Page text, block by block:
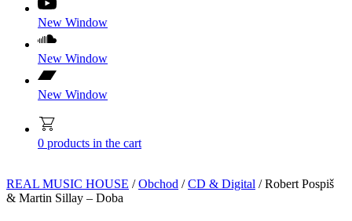
New Window
New Window
New Window
0 products in the cart
REAL MUSIC HOUSE /Obchod /CD & Digital / Robert Pospiš
& Martin Sillay – Doba